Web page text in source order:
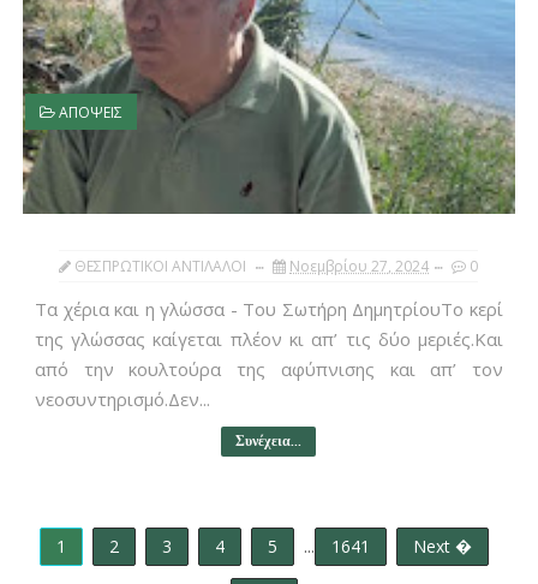
ΑΠΟΨΕΙΣ
ΘΕΣΠΡΩΤΙΚΟΙ ΑΝΤΙΛΑΛΟΙ Νοεμβρίου 27, 2024 0
Τα χέρια και η γλώσσα - Του Σωτήρη ΔημητρίουΤο κερί
της γλώσσας καίγεται πλέον κι απ’ τις δύο μεριές.Και
από την κουλτούρα της αφύπνισης και απ’ τον
νεοσυντηρισμό.Δεν...
Συνέχεια...
1 2 3 4 5 ... 1641 Next �